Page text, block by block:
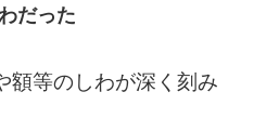
だった
額等のしわが深く刻み